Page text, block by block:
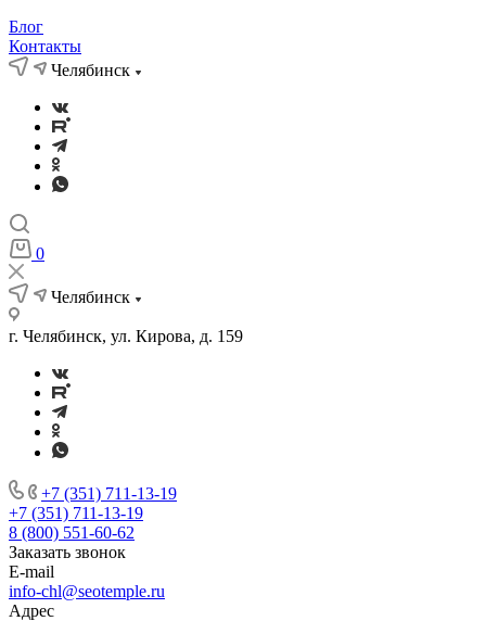
Блог
Контакты
Челябинск
0
Челябинск
г. Челябинск, ул. Кирова, д. 159
+7 (351) 711-13-19
+7 (351) 711-13-19
8 (800) 551-60-62
Заказать звонок
E-mail
info-chl@seotemple.ru
Адрес